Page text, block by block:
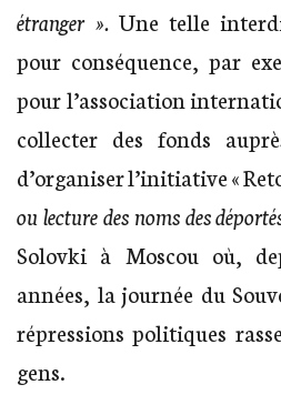
étranger ».Une telle
pour conséquence, par
pour l’association
collecter des fonds
d’organiser l’initiative «
ou lecture des noms des
Solovki à Moscou où,
années, la journée du
répressions politiques
gens.